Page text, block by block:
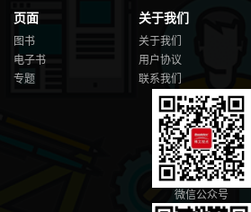
页面
图书
电子书
专题
关于我们
关于我们
用户协议
联系我们
微信公众号